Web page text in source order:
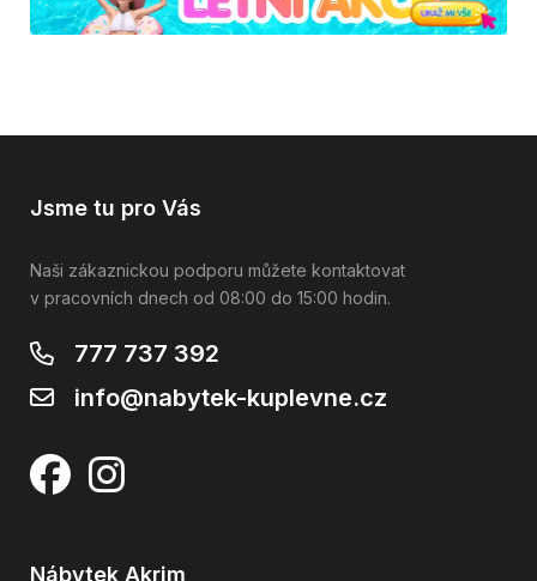
Jsme tu pro Vás
Naši zákaznickou podporu můžete kontaktovat
v pracovních dnech od 08:00 do 15:00 hodin.
777 737 392
info@nabytek-kuplevne.cz
Nábytek Akrim